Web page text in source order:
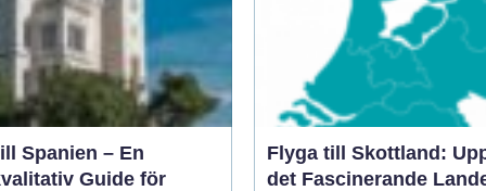
Spanien – En
Guide för
Flyga till Skottland:
det Fascinerande